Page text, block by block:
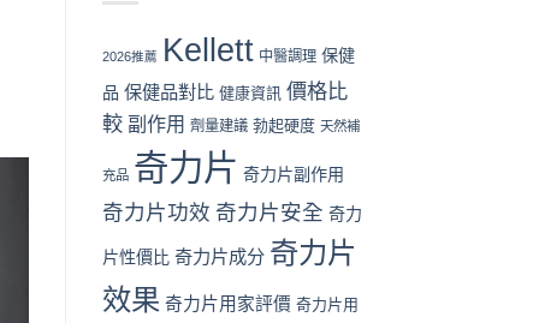
一
看
中
分、
效
用
口
全
對
（2026
香
國
性
健
全
比
成
效
果、
2026推薦 Kellett 中醫調理 保健
品 保健品對比 健康資訊 價格比
較 副作用 劑量建議 勃起硬度 天然補
充品 奇力片 奇力片副作用
奇力片功效 奇力片安全 奇力
片性價比 奇力片成分 奇力片
效果 奇力片用家評價 奇力片用